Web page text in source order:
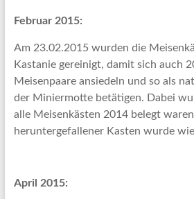
Februar 2015:
Am 23.02.2015 wurden die
Kastanie gereinigt, damit sich auch
Meisenpaare ansiedeln und so als
der Miniermotte betätigen. Dabei
alle Meisenkästen 2014 belegt
heruntergefallener Kasten wurde
April 2015: